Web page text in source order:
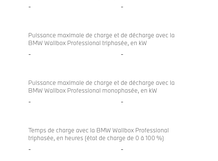
- -
Puissance maximale de charge et de décharge avec la
BMW Wallbox Professional triphasée, en kW
- -
Puissance maximale de charge et de décharge avec la
BMW Wallbox Professional monophasée, en kW
- -
Temps de charge avec la BMW Wallbox Professional
triphasée, en heures (état de charge de 0 à 100 %)
- -